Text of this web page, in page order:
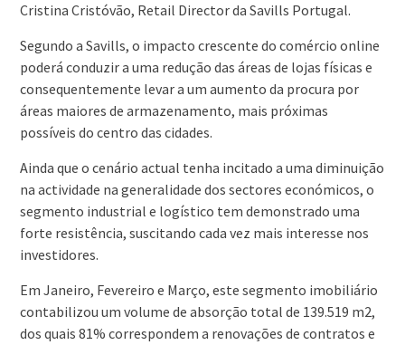
Cristina Cristóvão, Retail Director da Savills Portugal.
Segundo a Savills, o impacto crescente do comércio online
poderá conduzir a uma redução das áreas de lojas físicas e
consequentemente levar a um aumento da procura por
áreas maiores de armazenamento, mais próximas
possíveis do centro das cidades.
Ainda que o cenário actual tenha incitado a uma diminuição
na actividade na generalidade dos sectores económicos, o
segmento industrial e logístico tem demonstrado uma
forte resistência, suscitando cada vez mais interesse nos
investidores.
Em Janeiro, Fevereiro e Março, este segmento imobiliário
contabilizou um volume de absorção total de 139.519 m2,
dos quais 81% correspondem a renovações de contratos e